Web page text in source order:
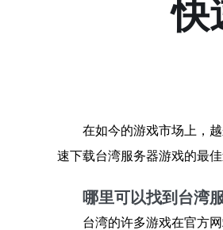
快
在如今的游戏市场上，
速下载台湾服务器游戏的最
哪里可以找到台湾
台湾的许多游戏在官方